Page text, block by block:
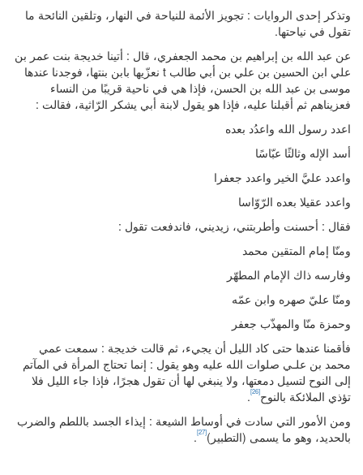
وتذكر إحدى الروايات : تجويز الأئمة للنياحة في النهار، وتلقين النائحة ما
تقول في نياحتها.
عن عبد الله بن إبراهيم بن محمد الجعفري، قال : أتينا خديجة بنت عمر بن
علي ابن الحسين بن علي بن أبي طالب t نعزّيها بابن بنتها، فوجدنا عندها
موسى بن عبد الله بن الحسن، فإذا هي في ناحية قريبًا من النساء
فعزيناهم ثم أقبلنا عليه، فإذا هو يقول لابنة أبي يشكر الرّاثية، فقالت :
اعدد رسول الله واعدُد بعده
أسد الإله وثالثًا عبّاسًا
واعدد عليَّ الخير واعدد جعفرا
واعدد عقيلا بعده الرّوّاسا
فقال : أحسنت وأطربتني، زيديني، فاندفعت تقول :
ومنّا إمام المتقين محمد
وفارسه ذاك الإمام المطهّر
ومنّا عليّ صهره وابن عمّه
وحمزة منّا والمهذّب جعفر
فأقمنا عندها حتى كاد الليل أن يجيء، ثم قالت خديجة : سمعت عمي
محمد بن علـي صلوات الله عليه وهو يقول : إنما تحتاج المرأة في المآتم
إلى النوح لتسيل دمعتها، ولا ينبغي لها أن تقول هجرًا، فإذا جاء الليل فلا
تؤذي الملائكة بالنوح[26]
.
ومن الأمور التي سادت في أوساط الشيعة : إيذاء الجسد باللطم والضرب
بالحديد، وهو ما يسمى (التطبير)[27]
.